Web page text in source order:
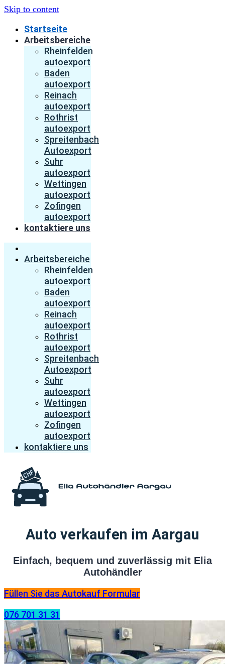
Skip to content
Startseite
Arbeitsbereiche
Rheinfelden
autoexport
Baden
autoexport
Reinach
autoexport
Rothrist
autoexport
Spreitenbach
Autoexport
Suhr
autoexport
Wettingen
autoexport
Zofingen
autoexport
kontaktiere uns
Arbeitsbereiche
Rheinfelden
autoexport
Baden
autoexport
Reinach
autoexport
Rothrist
autoexport
Spreitenbach
Autoexport
Suhr
autoexport
Wettingen
autoexport
Zofingen
autoexport
kontaktiere uns
Auto verkaufen im Aargau
Einfach, bequem und zuverlässig mit Elia
Autohändler
Füllen Sie das Autokauf Formular
076 701 31 31